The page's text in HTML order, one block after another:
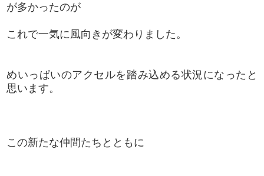
が多かったのが
これで一気に風向きが変わりました。
めいっぱいのアクセルを踏み込める状況になったと
思います。
この新たな仲間たちとともに